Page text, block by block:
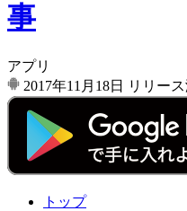
事
アプリ
2017年11月18日
リリー
トップ